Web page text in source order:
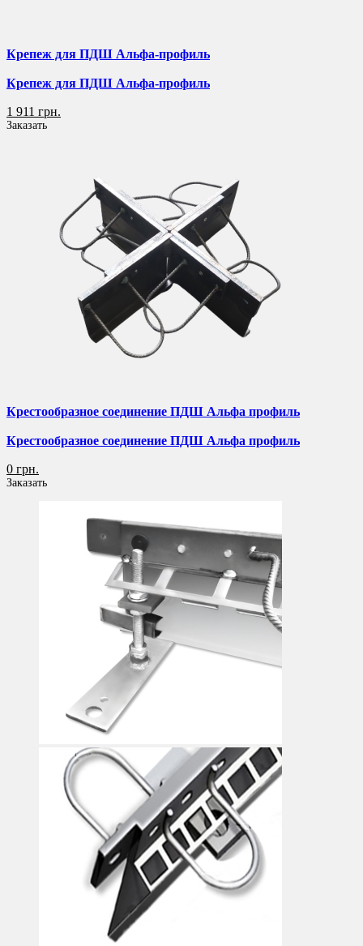
Крепеж для ПДШ Альфа-профиль
Крепеж для ПДШ Альфа-профиль
1 911 грн.
Заказать
Крестообразное соединение ПДШ Альфа профиль
Крестообразное соединение ПДШ Альфа профиль
0 грн.
Заказать